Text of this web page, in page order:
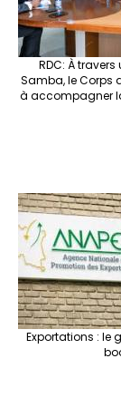
RDC: À
Samba, le Corps
à accompagner
Exportations : le